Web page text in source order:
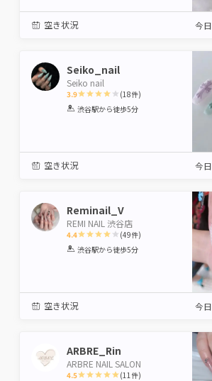
空き状況 今日
Seiko_nail
Seiko nail
3.9
1 2 3 4 5
(18件)
渋谷駅から徒歩5分
空き状況 今日
Reminail_V
REMI NAIL 渋谷店
4.4
1 2 3 4 5
(49件)
渋谷駅から徒歩5分
空き状況 今日
ARBRE_Rin
ARBRE NAIL SALON
4.5 (11 件)